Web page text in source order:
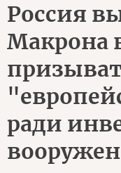
Россия
Макрона
ради